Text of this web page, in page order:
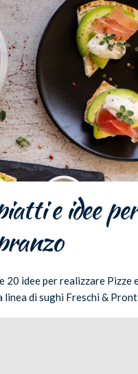
e idee
20 idee per realizzare Pizze
linea di sughi Freschi &